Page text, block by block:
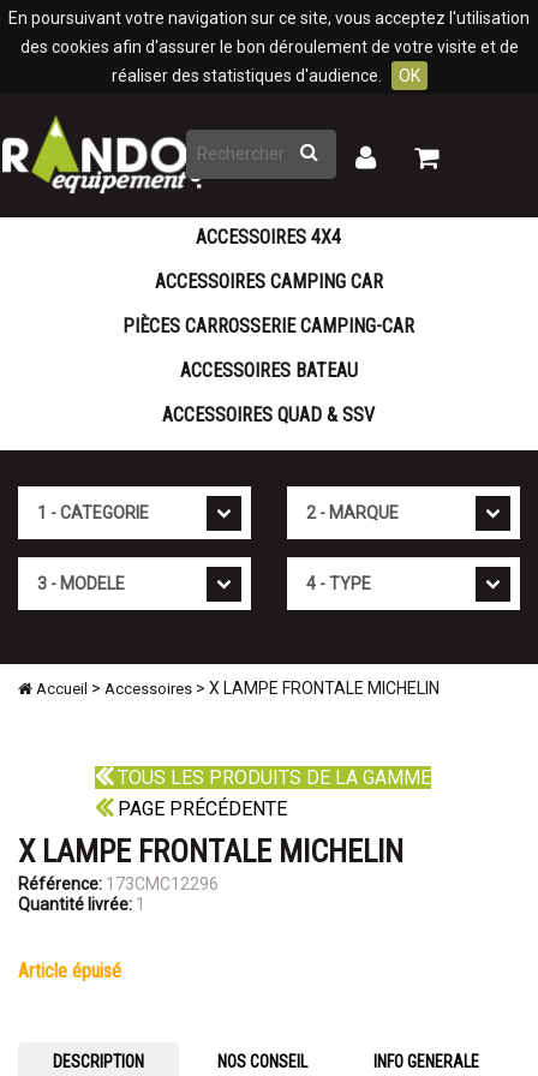
En poursuivant votre navigation sur ce site, vous acceptez l'utilisation
des cookies afin d'assurer le bon déroulement de votre visite et de
réaliser des statistiques d'audience.
OK
Rechercher
Mon
Mon
ACCESSOIRES 4X4
ACCESSOIRES CAMPING CAR
PIÈCES CARROSSERIE CAMPING-CAR
ACCESSOIRES BATEAU
ACCESSOIRES QUAD & SSV
Accueil > Accessoires > X LAMPE FRONTALE MICHELIN
TOUS LES PRODUITS DE LA GAMME
PAGE PRÉCÉDENTE
X LAMPE FRONTALE MICHELIN
Référence: 173CMC12296
Quantité livrée: 1
article épuisé
DESCRIPTION NOS CONSEIL INFO GENERALE
Panneau de gestion des cookies